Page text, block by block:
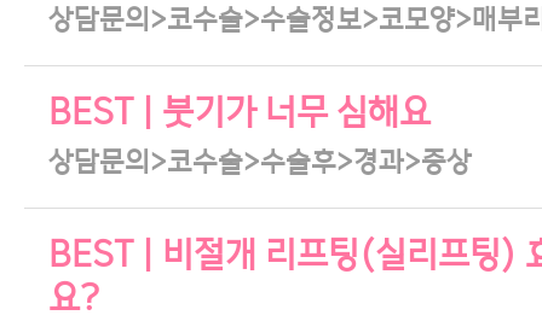
상담문의>코수술>수술정보>코모양>매부
BEST | 붓기가 너무 심해요
상담문의>코수술>수술후>경과>증상
BEST | 비절개 리프팅(실리프팅)
요?